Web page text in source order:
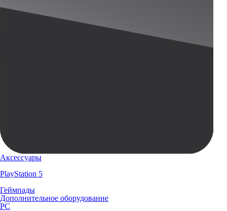
Аксессуары
PlayStation 5
Геймпады
Дополнительное оборудование
PC